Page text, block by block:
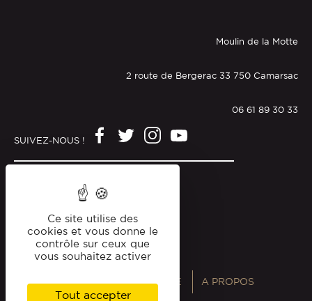
Moulin de la Motte
2 route de Bergerac 33 750 Camarsac
06 61 89 30 33
SUIVEZ-NOUS !
Politique de confidentialité
ANNUAIRES MAGAZINE A PROPOS
Ce site utilise des
cookies et vous donne le
contrôle sur ceux que
vous souhaitez activer
Tout accepter